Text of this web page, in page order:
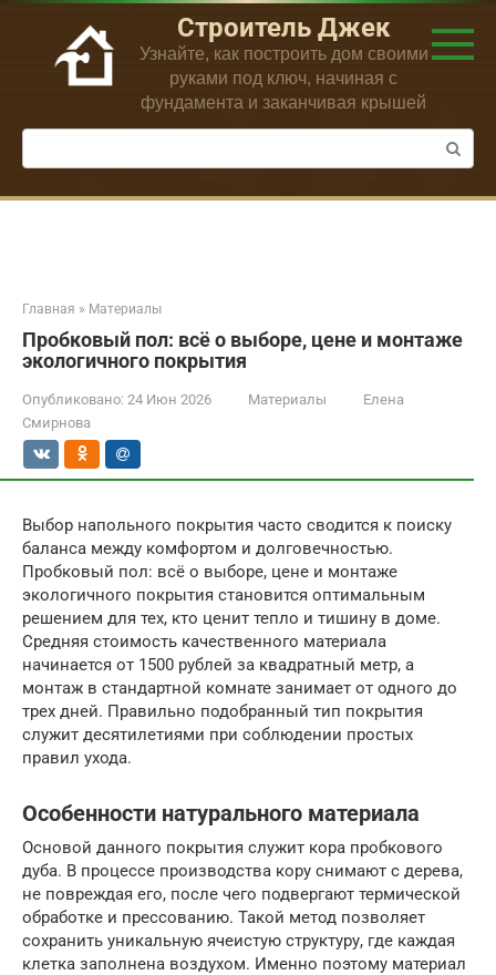
Перейти
контенту
Строитель Джек
Узнайте, как построить дом своими
руками под ключ, начиная с
фундамента и заканчивая крышей
Поиск:
Главная » Материалы
Пробковый пол: всё о выборе, цене и монтаже
экологичного покрытия
Опубликовано: 24 Июн 2026 Материалы
Елена
Смирнова
Выбор напольного покрытия часто сводится к поиску
баланса между комфортом и долговечностью.
Пробковый пол: всё о выборе, цене и монтаже
экологичного покрытия становится оптимальным
решением для тех, кто ценит тепло и тишину в доме.
Средняя стоимость качественного материала
начинается от 1500 рублей за квадратный метр, а
монтаж в стандартной комнате занимает от одного до
трех дней. Правильно подобранный тип покрытия
служит десятилетиями при соблюдении простых
правил ухода.
Особенности натурального материала
Основой данного покрытия служит кора пробкового
дуба. В процессе производства кору снимают с дерева,
не повреждая его, после чего подвергают термической
обработке и прессованию. Такой метод позволяет
сохранить уникальную ячеистую структуру, где каждая
клетка заполнена воздухом. Именно поэтому материал